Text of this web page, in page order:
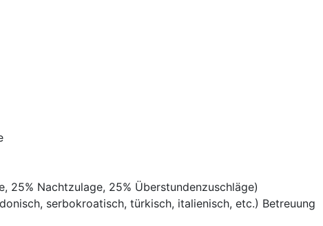
25% Nachtzulage, 25% Überstundenzuschläge)
serbokroatisch, türkisch, italienisch, etc.) Betreuung